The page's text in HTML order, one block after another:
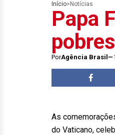
Início> Notícias
Papa
pobres
PorAgência Brasil
As
do Vaticano,